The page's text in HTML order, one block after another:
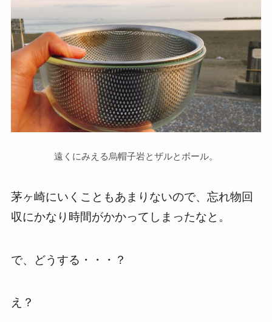
遠くにみえる烏帽子岩とザルとボール。
茅ヶ崎にいくこともあまりないので、忘れ物回
収にかなり時間がかかってしまったなと。
で、どうする・・・？
え？